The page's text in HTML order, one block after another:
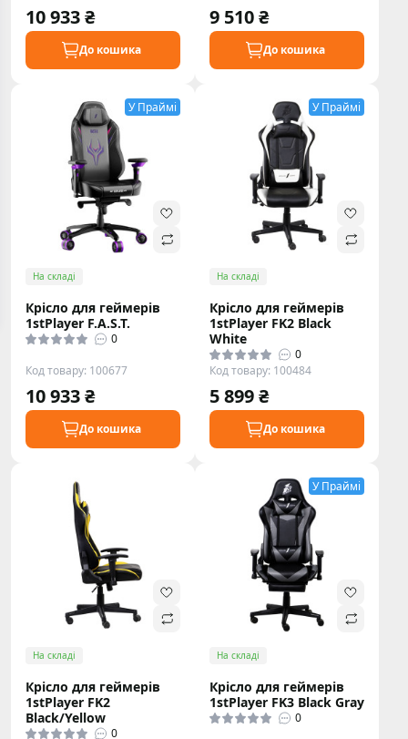
10 933 ₴
До кошика
9 510 ₴
До кошика
У Праймі
На складі
Крісло для геймерів
1stPlayer F.A.S.T.
0
Код товару: 100677
10 933 ₴
До кошика
У Праймі
На складі
Крісло для геймерів
1stPlayer FK2 Black
White
0
Код товару: 100484
5 899 ₴
До кошика
На складі
Крісло для геймерів
1stPlayer FK2
Black/Yellow
0
У Праймі
На складі
Крісло для геймерів
1stPlayer FK3 Black Gray
0